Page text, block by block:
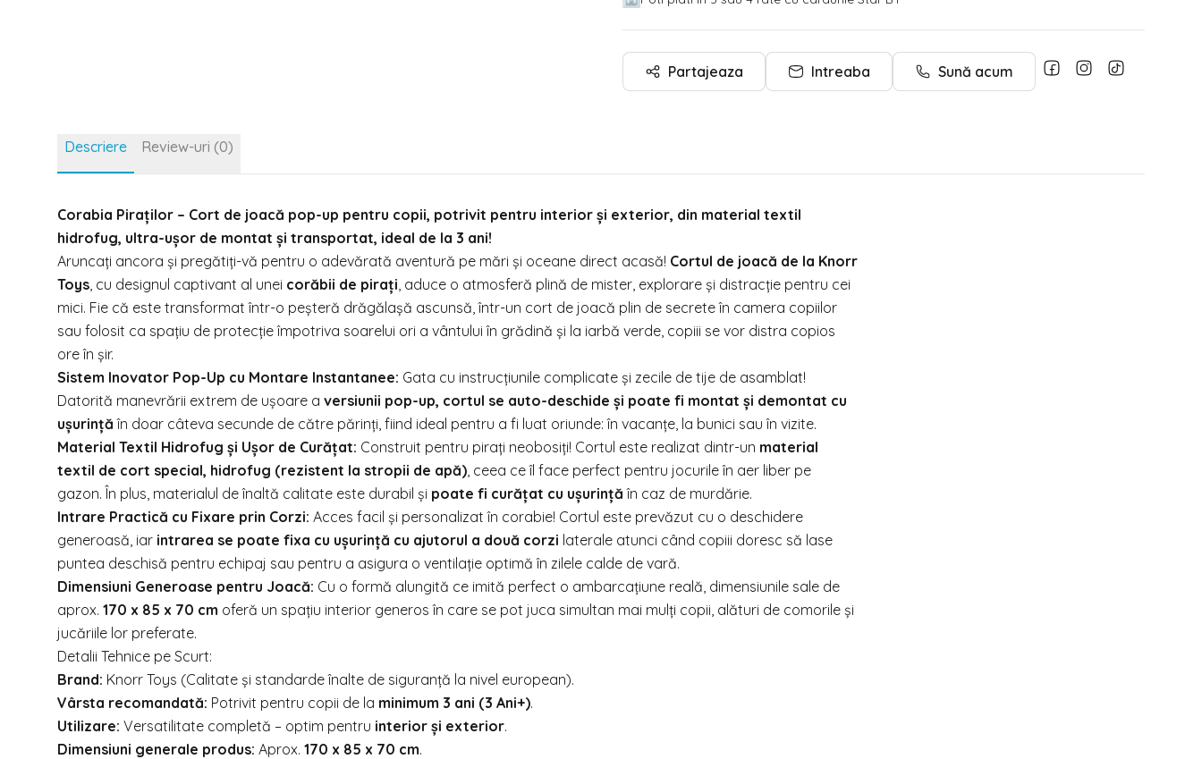
Partajeaza Intreaba Sună acum
Descriere Review-uri (0)
Corabia Piraților – Cort de joacă pop-up pentru copii, potrivit pentru interior și exterior, din material textil
hidrofug, ultra-ușor de montat și transportat, ideal de la 3 ani!
Aruncați ancora și pregătiți-vă pentru o adevărată aventură pe mări și oceane direct acasă! Cortul de joacă de la Knorr
Toys, cu designul captivant al unei corăbii de pirați, aduce o atmosferă plină de mister, explorare și distracție pentru cei
mici. Fie că este transformat într-o peșteră drăgălașă ascunsă, într-un cort de joacă plin de secrete în camera copiilor
sau folosit ca spațiu de protecție împotriva soarelui ori a vântului în grădină și la iarbă verde, copiii se vor distra copios
ore în șir.
Sistem Inovator Pop-Up cu Montare Instantanee: Gata cu instrucțiunile complicate și zecile de tije de asamblat!
Datorită manevrării extrem de ușoare a versiunii pop-up, cortul se auto-deschide și poate fi montat și demontat cu
ușurință în doar câteva secunde de către părinți, fiind ideal pentru a fi luat oriunde: în vacanțe, la bunici sau în vizite.
Material Textil Hidrofug și Ușor de Curățat: Construit pentru pirați neobosiți! Cortul este realizat dintr-un material
textil de cort special, hidrofug (rezistent la stropii de apă), ceea ce îl face perfect pentru jocurile în aer liber pe
gazon. În plus, materialul de înaltă calitate este durabil și poate fi curățat cu ușurință în caz de murdărie.
Intrare Practică cu Fixare prin Corzi: Acces facil și personalizat în corabie! Cortul este prevăzut cu o deschidere
generoasă, iar intrarea se poate fixa cu ușurință cu ajutorul a două corzi laterale atunci când copiii doresc să lase
puntea deschisă pentru echipaj sau pentru a asigura o ventilație optimă în zilele calde de vară.
Dimensiuni Generoase pentru Joacă: Cu o formă alungită ce imită perfect o ambarcațiune reală, dimensiunile sale de
aprox. 170 x 85 x 70 cm oferă un spațiu interior generos în care se pot juca simultan mai mulți copii, alături de comorile și
jucăriile lor preferate.
Detalii Tehnice pe Scurt:
Brand: Knorr Toys (Calitate și standarde înalte de siguranță la nivel european).
Vârsta recomandată: Potrivit pentru copii de la minimum 3 ani (3 Ani+).
Utilizare: Versatilitate completă – optim pentru interior și exterior.
Dimensiuni generale produs: Aprox. 170 x 85 x 70 cm.